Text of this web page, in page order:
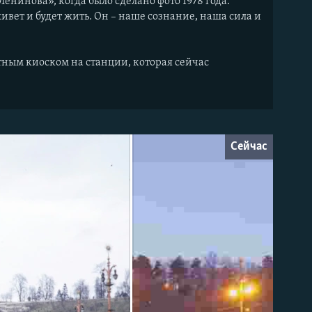
и будет жить. Он – наше сознание, наша сила и
киоском на станции, которая сейчас
Сейчас